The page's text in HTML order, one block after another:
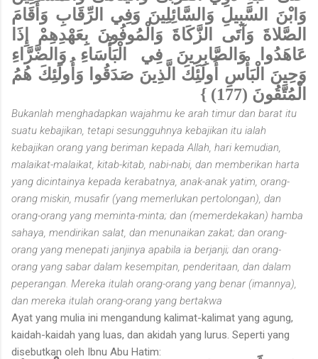
وَابْنَ السَّبِيلِ وَالسَّائِلِينَ وَفِي الرِّقَابِ وَأَقَامَ
الصَّلاةَ وَآتَى الزَّكَاةَ وَالْمُوفُونَ بِعَهْدِهِمْ إِذَا
عَاهَدُوا وَالصَّابِرِينَ فِي الْبَأْسَاءِ وَالضَّرَّاءِ
وَحِينَ الْبَأْسِ أُولَئِكَ الَّذِينَ صَدَقُوا وَأُولَئِكَ هُمُ
الْمُتَّقُونَ (177) }
Bukanlah menghadapkan wajahmu ke arah timur dan barat itu
suatu kebajikan, tetapi sesungguhnya kebajikan itu ialah
kebajikan orang yang beriman kepada Allah, hari kemudian,
malaikat-malaikat, kitab-kitab, nabi-nabi, dan memberikan harta
yang dicintainya kepada kerabatnya, anak-anak yatim, orang-
orang miskin, musafir (yang memerlukan pertolongan), dan
orang-orang yang meminta-minta; dan (memerdekakan) hamba
sahaya, mendirikan salat, dan menunaikan zakat; dan orang-
orang yang menepati janjinya apabila ia berjanji; dan orang-
orang yang sabar dalam kesempitan, penderitaan, dan dalam
peperangan. Mereka itulah orang-orang yang benar (imannya),
dan mereka itulah orang-orang yang bertakwa
Ayat yang mulia ini mengandung kalimat-kalimat yang agung,
kaidah-kaidah yang luas, dan akidah yang lurus. Seperti yang
disebutkan oleh Ibnu Abu Hatim: